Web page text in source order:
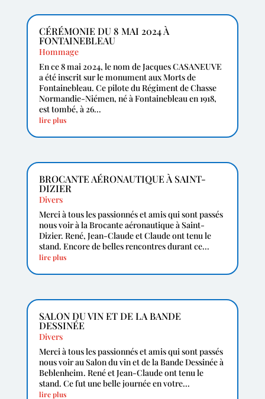
CÉRÉMONIE DU 8 MAI 2024 À
FONTAINEBLEAU
Hommage
En ce 8 mai 2024, le nom de Jacques CASANEUVE
a été inscrit sur le monument aux Morts de
Fontainebleau. Ce pilote du Régiment de Chasse
Normandie-Niémen, né à Fontainebleau en 1918,
est tombé, à 26...
lire plus
BROCANTE AÉRONAUTIQUE À SAINT-
DIZIER
Divers
Merci à tous les passionnés et amis qui sont passés
nous voir à la Brocante aéronautique à Saint-
Dizier. René, Jean-Claude et Claude ont tenu le
stand. Encore de belles rencontres durant ce...
lire plus
SALON DU VIN ET DE LA BANDE
DESSINÉE
Divers
Merci à tous les passionnés et amis qui sont passés
nous voir au Salon du vin et de la Bande Dessinée à
Beblenheim. René et Jean-Claude ont tenu le
stand. Ce fut une belle journée en votre...
lire plus